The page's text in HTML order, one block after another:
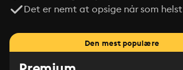
Det er nemt at opsige når som helst
Den mest populære